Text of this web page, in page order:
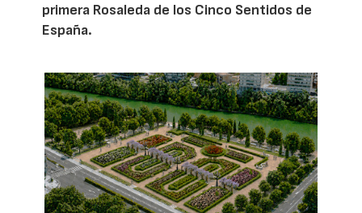
primera Rosaleda de los Cinco Sentidos de
España.